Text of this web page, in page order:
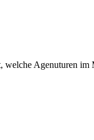
Agenuturen im